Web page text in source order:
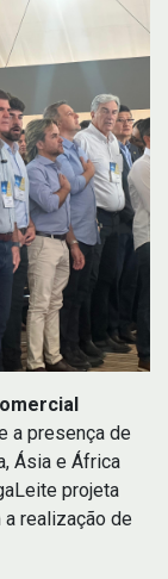
a presença de
Ásia e África
projeta
realização de